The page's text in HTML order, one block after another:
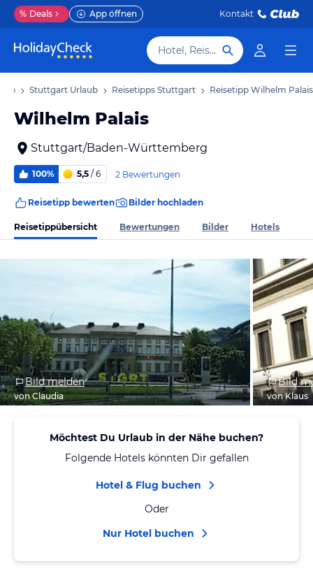
% Deals App öffnen Kontakt
Hotel, Reiseziel
Stuttgart Urlaub Reisetipps Stuttgart Reisetipp Wilhelm Palais
Wilhelm Palais
Stuttgart/Baden-Württemberg
100% 5,5 / 6 2 Bewertungen
Reisetipp bewerten Bilder hochladen
Reisetippübersicht Bewertungen Bilder Hotels
Bild melden
von Claudia
Bild
von Klaus
Möchtest Du Urlaub in der Nähe buchen?
Folgende Hotels könnten Dir gefallen
Hotel & Flug buchen
Oder
Nur Hotel buchen